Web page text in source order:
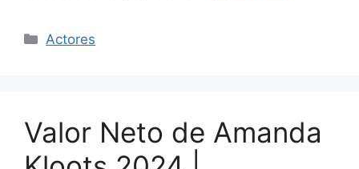
Categories
Actores
Valor Neto de Amanda